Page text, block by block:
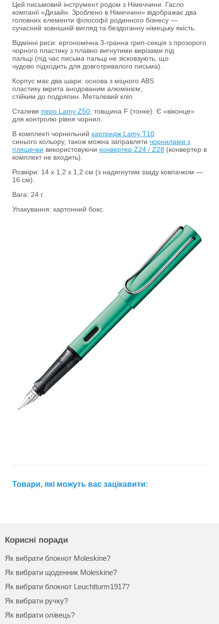
Цей письмовий інструмент родом з Німеччини. Гасло
компанії «Дизайн. Зроблено в Німеччині» відображає два
головних елементи філософії родинного бізнесу —
сучасний зовнішній вигляд та бездоганну німецьку якість.
Відмінні риси: ергономічна 3-гранна грип-секція з прозорого
чорного пластику з плавно вигнутими вирізами під
пальці (під час письма пальці не зісковзують, що
чудово підходить для довготривалого письма).
Корпус має два шари: основа з міцного ABS
пластику вкрита анодованим алюмінієм,
стійким до подряпин. Металевий кліп.
Сталеве перо Lamy Z50 , товщина F (тонке). Є «віконце»
для контролю рівня чорнил.
В комплекті чорнильний картридж Lamy Т10
синього кольору, також можна заправляти чорнилами з
пляшечки використовуючи конвертер Z24 / Z28 (конвертер в
комплект не входить).
Розміри: 14 х 1,2 х 1,2 см (з надягнутим ззаду ковпачком —
16 см).
Вага: 24 г.
Упакування: картонний бокс.
Товари, які можуть вас зацікавити:
Корисні поради
Як вибрати блокнот Moleskine?
Як вибрати щоденник Moleskine?
Як вибрати блокнот Leuchtturm1917?
Як вибрати ручку?
Як вибрати олівець?